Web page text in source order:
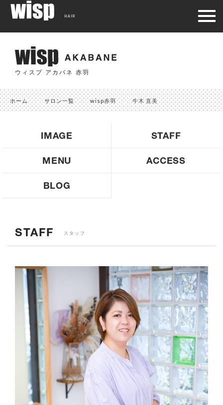
ウィスプ アカバネ 赤羽
ホーム サロン一覧 wisp赤羽 牛木 直美
IMAGE STAFF
MENU ACCESS
BLOG
STAFF スタッフ
HAIR